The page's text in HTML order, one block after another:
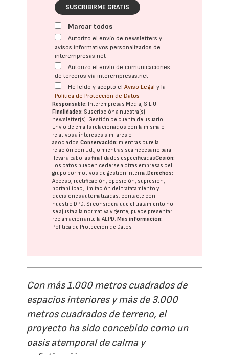
SUSCRIBIRME GRATIS
Marcar todos
Autorizo el envío de newsletters y
avisos informativos personalizados de
interempresas.net
Autorizo el envío de comunicaciones
de terceros vía interempresas.net
He leído y acepto elAviso Legal y la
Política de Protección de Datos
Responsable: Interempresas Media, S.L.U.
Finalidades: Suscripción a nuestra(s)
newsletter(s). Gestión de cuenta de usuario.
Envío de emails relacionados con la misma o
relativos a intereses similares o
asociados.Conservación: mientras dure la
relación con Ud., o mientras sea necesario para
llevar a cabo las finalidades especificadasCesión:
Los datos pueden cederse a otras empresas del
grupo por motivos de gestión interna. Derechos:
Acceso, rectificación, oposición, supresión,
portabilidad, limitación del tratatamiento y
decisiones automatizadas: contacte con
nuestro DPD. Si considera que el tratamiento no
se ajusta a la normativa vigente, puede presentar
reclamación ante laAEPD. Más información:
Política de Protección de Datos
Con más 1.000 metros cuadrados de
espacios interiores y más de 3.000
metros cuadrados de terreno, el
proyecto ha sido concebido como un
oasis atemporal de calma y